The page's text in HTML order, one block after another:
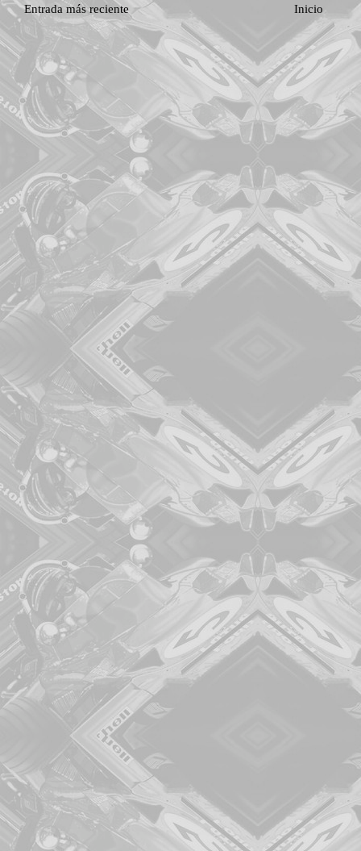
Entrada más reciente Inicio